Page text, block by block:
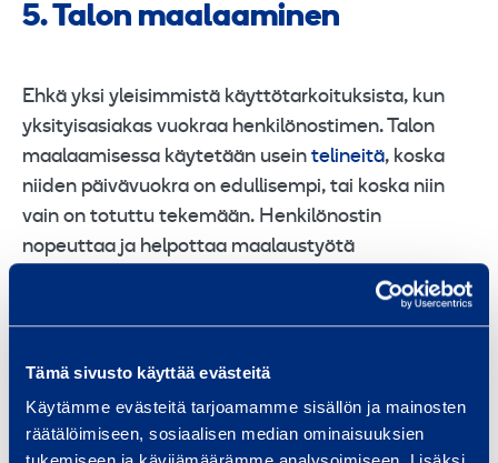
Tämä sivusto käyttää evästeitä
Käytämme evästeitä tarjoamamme sisällön ja mainosten
räätälöimiseen, sosiaalisen median ominaisuuksien
5. Talon maalaaminen
Ehkä yksi yleisimmistä käyttötarkoituksista, kun
yksityisasiakas vuokraa henkilönostimen. Talon
maalaamisessa käytetään usein telineitä, koska
niiden päivävuokra on edullisempi, tai koska niin
vain on totuttu tekemään. Henkilönostin
nopeuttaa ja helpottaa maalaustyötä
huomattavasti, kun telineen kuljettamisen,
kasaamisen ja purkamisen vaiva jää pois.
saattaa olla jopa halvempi vaihtoehto telineille.
Tätä projektia en nyt ruvennut toteuttamaan,
mutta ennemmin tai myöhemmin se on edessä
minullakin, ja silloin nostimelle on taas käyttöä.